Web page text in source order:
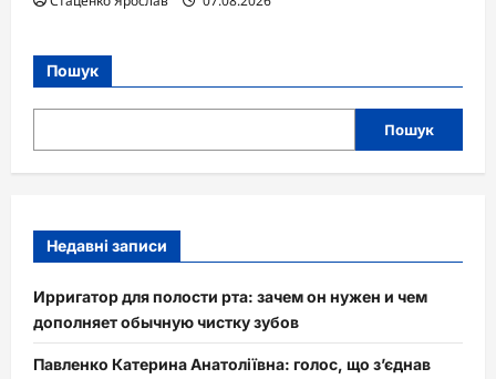
Пошук
Пошук
Недавні записи
Ирригатор для полости рта: зачем он нужен и чем
дополняет обычную чистку зубов
Павленко Катерина Анатоліївна: голос, що з’єднав